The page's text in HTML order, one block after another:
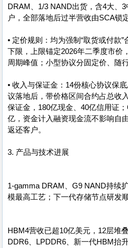
DRAM、1/3 NAND出货，含4大、
户，全部落地后过半营收由SCA锁定
• 定价规则：均为强制“取货或付款
下限，上限锚定2026年二季度市价
周期峰值；小型协议分固定价、随
• 收入与保证金：14份核心协议保
议落地后，带价格区间合约占总收
保证金，180亿现金、40亿信用证
亿，资金计入融资现金流不影响自
返还客户。
3. 产品与技术进展
1-gamma DRAM、G9 NAND持续
模最高工艺；下一代存储节点研发
HBM4营收已超10亿美元，12层堆
DDR6、LPDDR6、新一代HBM抬